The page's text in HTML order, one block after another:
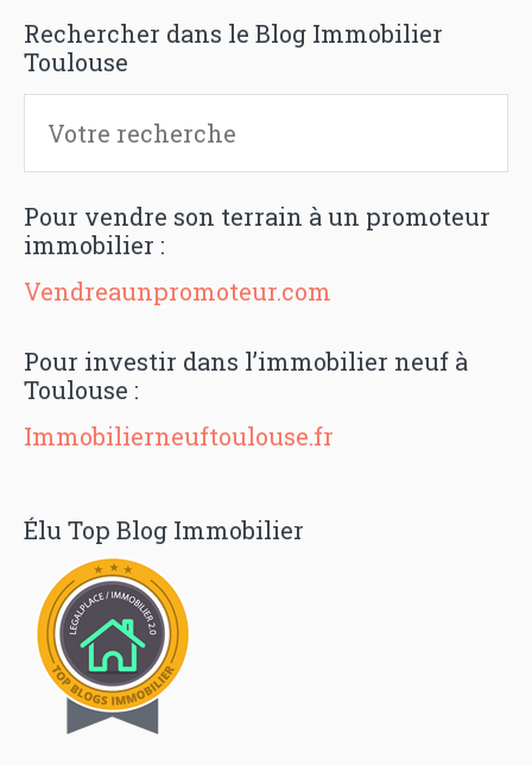
Rechercher dans le Blog Immobilier
Toulouse
Pour vendre son terrain à un promoteur
immobilier :
Vendreaunpromoteur.com
Pour investir dans l’immobilier neuf à
Toulouse :
Immobilierneuftoulouse.fr
Élu Top Blog Immobilier